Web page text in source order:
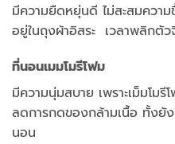
มีความยืดหยุ่นดี ไม่สะสมคว
อยู่ในถุงผ้าอิสระ เวลาพลิกตัว
ที่นอนเมมโมรีโฟม
มีความนุ่มสบาย เพราะเม็มโมรี
ลดการกดของกล้ามเนื้อ ทั้งยั
นอน